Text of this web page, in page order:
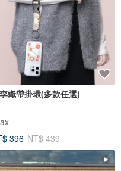
織帶掛環(多款任選)
396 NT$ 439